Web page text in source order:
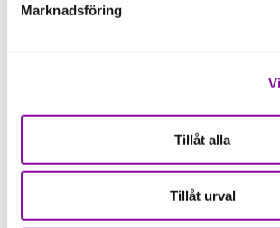
Marknadsföring
Tillåt alla
Tillåt urval
Nord Ability rätt förutsättningar att
innovativa lösningar för personer med
benproteser. Med finansiering för
produktutveckling, uppskalning och